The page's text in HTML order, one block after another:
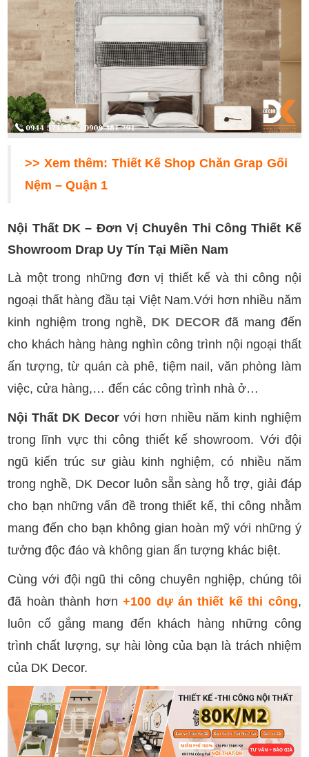
>> Xem thêm: Thiết Kế Shop Chăn Grap Gối
Nệm – Quận 1
Nội Thất DK – Đơn Vị Chuyên Thi Công Thiết Kế
Showroom Drap Uy Tín Tại Miền Nam
Là một trong những đơn vị thiết kế và thi công nội
ngoại thất hàng đầu tại Việt Nam.Với hơn nhiều năm
kinh nghiệm trong nghề, DK DECORđã mang đến
cho khách hàng hàng nghìn công trình nội ngoại thất
ấn tượng, từ quán cà phê, tiệm nail, văn phòng làm
việc, cửa hàng,… đến các công trình nhà ở…
Nội Thất DK Decor với hơn nhiều năm kinh nghiệm
trong lĩnh vực thi công thiết kế showroom. Với đội
ngũ kiến trúc sư giàu kinh nghiệm, có nhiều năm
trong nghề, DK Decor luôn sẵn sàng hỗ trợ, giải đáp
cho bạn những vấn đề trong thiết kế, thi công nhằm
mang đến cho bạn không gian hoàn mỹ với những ý
tưởng độc đáo và không gian ấn tượng khác biệt.
Cùng với đội ngũ thi công chuyên nghiệp, chúng tôi
đã hoàn thành hơn+100 dự án thiết kế thi công,
luôn cố gắng mang đến khách hàng những công
trình chất lượng, sự hài lòng của bạn là trách nhiệm
của DK Decor.